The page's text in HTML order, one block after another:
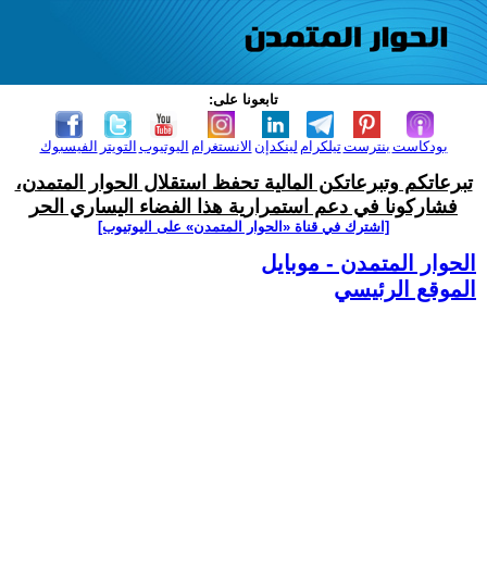
تابعونا على:
الفيسبوك التويتر اليوتيوب الانستغرام لينكدإن تيلكرامبنترست بودكاست
تبرعاتكم وتبرعاتكن المالية تحفظ استقلال الحوار المتمدن،
فشاركونا في دعم استمرارية هذا الفضاء اليساري الحر
[اشترك في قناة ‫«الحوار المتمدن» على اليوتيوب]
الحوار المتمدن - موبايل
الموقع الرئيسي